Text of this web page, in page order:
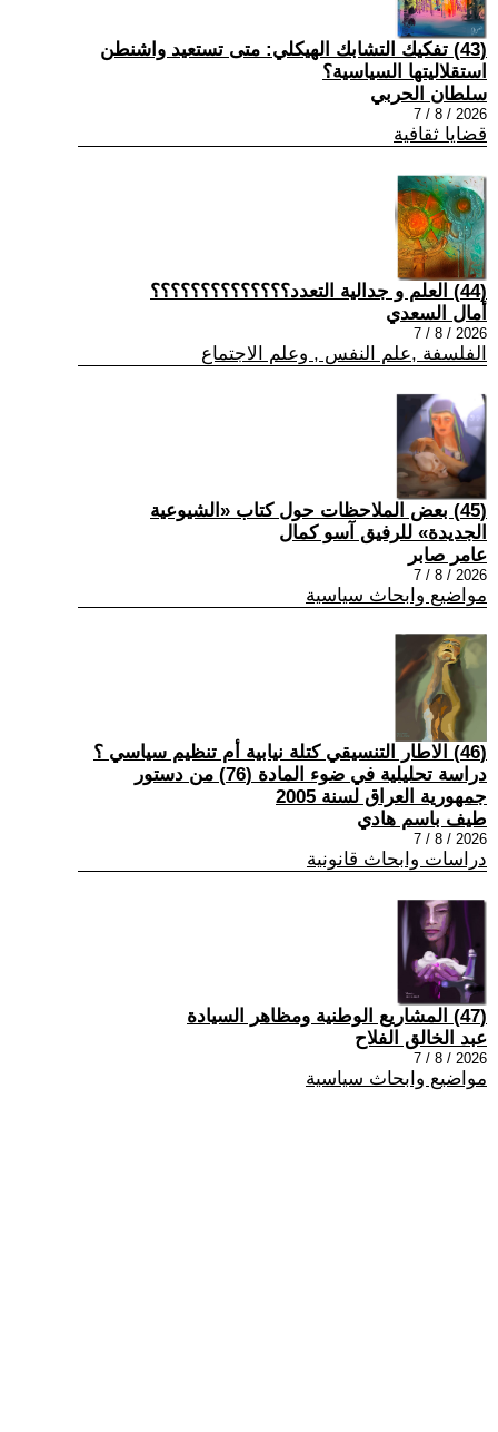
(43) تفكيك التشابك الهيكلي: متى تستعيد واشنطن
استقلاليتها السياسية؟
سلطان الحربي
2026 / 8 / 7
قضايا ثقافية
(44) العلم و جدالية التعدد؟؟؟؟؟؟؟؟؟؟؟؟؟؟
أمال السعدي
2026 / 8 / 7
الفلسفة ,علم النفس , وعلم الاجتماع
(45) بعض الملاحظات حول كتاب «الشيوعية
الجديدة» للرفيق آسو كمال
عامر صابر
2026 / 8 / 7
مواضيع وابحاث سياسية
(46) الاطار التنسيقي كتلة نيابية أم تنظيم سياسي ؟
دراسة تحليلية في ضوء المادة (76) من دستور
جمهورية العراق لسنة 2005
طيف باسم هادي
2026 / 8 / 7
دراسات وابحاث قانونية
(47) المشاريع الوطنية ومظاهر السيادة
عبد الخالق الفلاح
2026 / 8 / 7
مواضيع وابحاث سياسية